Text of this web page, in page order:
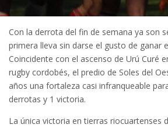
Con la derrota del fin de semana ya son
primera lleva sin darse el gusto de ganar
Coincidente con el ascenso de Urú Curé
rugby cordobés, el predio de Soles del
años una fortaleza casi infranqueable
derrotas y 1 victoria.
La única victoria en tierras riocuartenses